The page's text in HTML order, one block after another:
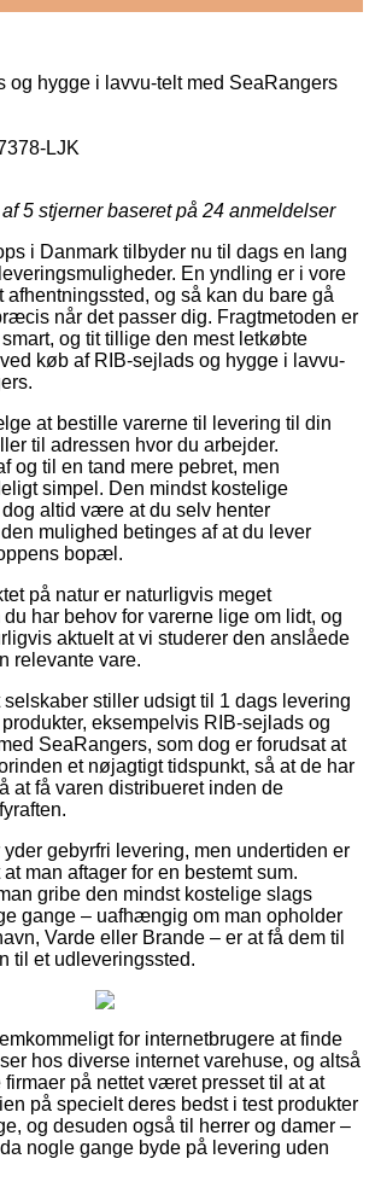
og hygge i lavvu-telt med SeaRangers
LJK
5 stjerner baseret på 24 anmeldelser
i Danmark tilbyder nu til dags en lang
En yndling er i vore
afhentningssted, og så kan du bare gå
når det passer dig. Fragtmetoden er
og tit tillige den mest letkøbte
køb af RIB-sejlads og hygge i lavvu-
at bestille varerne til levering til din
til adressen hvor du arbejder.
og til en tand mere pebret, men
simpel. Den mindst kostelige
altid være at du selv henter
mulighed betinges af at du lever
bopæl.
på natur er naturligvis meget
har behov for varerne lige om lidt, og
aktuelt at vi studerer den anslåede
relevante vare.
stiller udsigt til 1 dags levering
eksempelvis RIB-sejlads og
SeaRangers, som dog er forudsat at
et nøjagtigt tidspunkt, så at de har
at få varen distribueret inden de
gebyrfri levering, men undertiden er
man aftager for en bestemt sum.
gribe den mindst kostelige slags
gange – uafhængig om man opholder
Varde eller Brande – er at få dem til
til et udleveringssted.
for internetbrugere at finde
hos diverse internet varehuse, og altså
på nettet været presset til at at
på specielt deres bedst i test produkter
og desuden også til herrer og damer –
nogle gange byde på levering uden